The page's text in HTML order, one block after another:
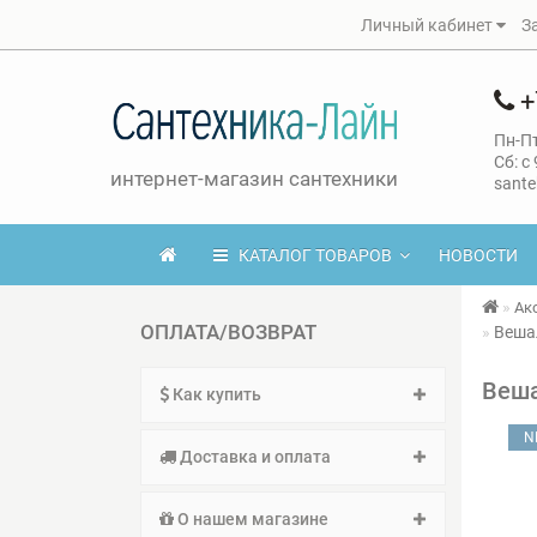
Личный кабинет
интернет-магазин сантехники
Пн-
Сб: с
КАТАЛОГ ТОВАРОВ НОВОСТИ
ОПЛАТА/ВОЗВРАТ
Как купить
Доставка и оплата
О нашем магазине